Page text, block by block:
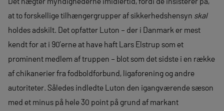
at to forskellige tilhængergrupper af sikkerhedshensyn skal
holdes adskilt. Det opfatter Luton – der i Danmark er mest
kendt for at i 90’erne at have haft Lars Elstrup som et
prominent medlem af truppen – blot som det sidste i en række
af chikanerier fra fodboldforbund, ligaforening og andre
autoriteter. Således indledte Luton den igangværende sæson
med et minus på hele 30 point på grund af markant